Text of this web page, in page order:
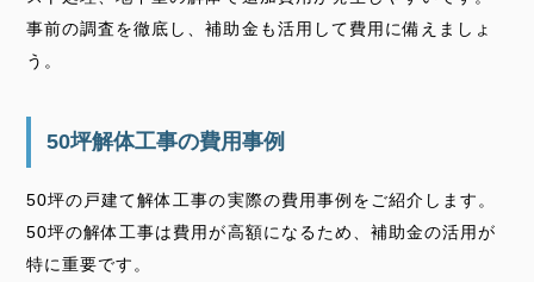
事前の調査を徹底し、補助金も活用して費用に備えましょ
う。
50坪解体工事の費用事例
50坪の戸建て解体工事の実際の費用事例をご紹介します。
50坪の解体工事は費用が高額になるため、補助金の活用が
特に重要です。